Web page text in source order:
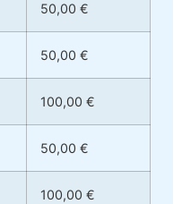
50,00 €
50,00 €
100,00 €
50,00 €
100,00 €